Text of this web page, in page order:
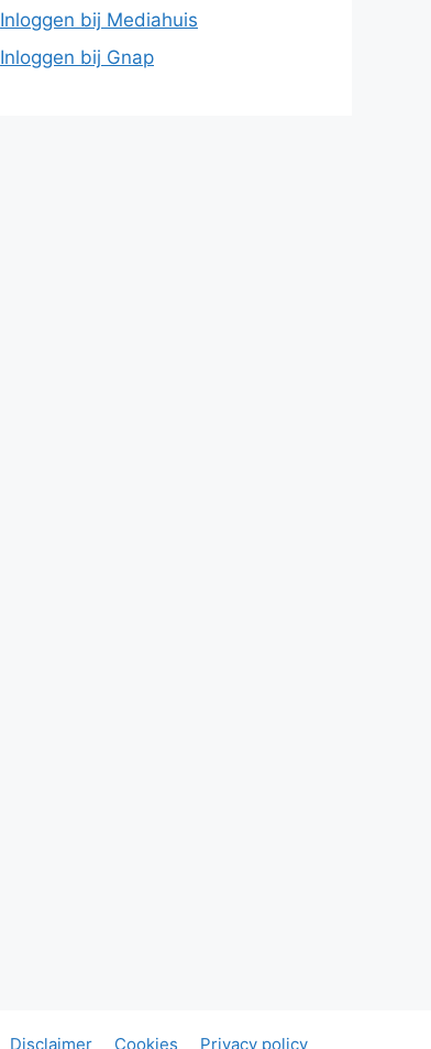
Inloggen bij Mediahuis
Inloggen bij Gnap
Disclaimer Cookies Privacy policy